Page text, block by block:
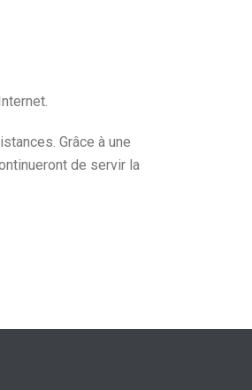
Grâce à une
de servir la